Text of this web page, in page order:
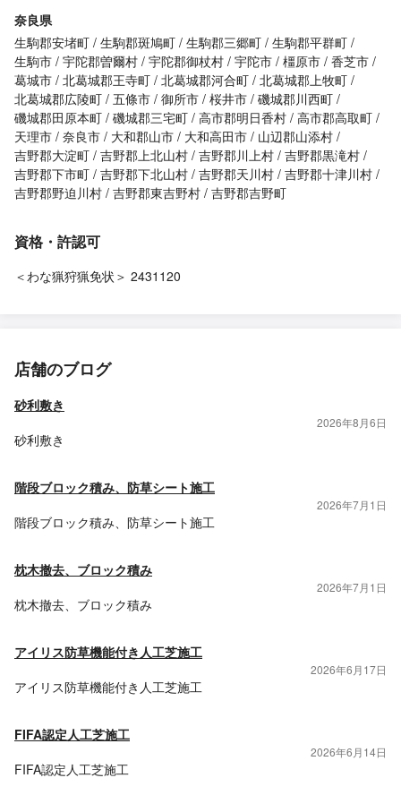
奈良県
生駒郡安堵町 生駒郡斑鳩町 生駒郡三郷町 生駒郡平群町
生駒市 宇陀郡曽爾村 宇陀郡御杖村 宇陀市 橿原市 香芝市
葛城市 北葛城郡王寺町 北葛城郡河合町 北葛城郡上牧町
北葛城郡広陵町 五條市 御所市 桜井市 磯城郡川西町
磯城郡田原本町 磯城郡三宅町 高市郡明日香村 高市郡高取町
天理市 奈良市 大和郡山市 大和高田市
山辺郡山添村
吉野郡大淀町 吉野郡上北山村 吉野郡川上村 吉野郡黒滝村
吉野郡下市町 吉野郡下北山村 吉野郡天川村 吉野郡十津川村
吉野郡野迫川村 吉野郡東吉野村 吉野郡吉野町
資格・許認可
＜わな猟狩猟免状＞ 2431120
店舗のブログ
砂利敷き
2026年8月6日
砂利敷き
階段ブロック積み、防草シート施工
2026年7月1日
階段ブロック積み、防草シート施工
枕木撤去、ブロック積み
2026年7月1日
枕木撤去、ブロック積み
アイリス防草機能付き人工芝施工
2026年6月17日
アイリス防草機能付き人工芝施工
FIFA認定人工芝施工
2026年6月14日
FIFA認定人工芝施工